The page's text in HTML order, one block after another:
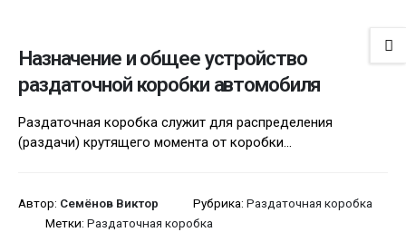
Назначение и общее устройство
раздаточной коробки автомобиля
Раздаточная коробка служит для распределения
(раздачи) крутящего момента от коробки...
Автор: Семёнов Виктор Рубрика: Раздаточная коробка
Метки: Раздаточная коробка